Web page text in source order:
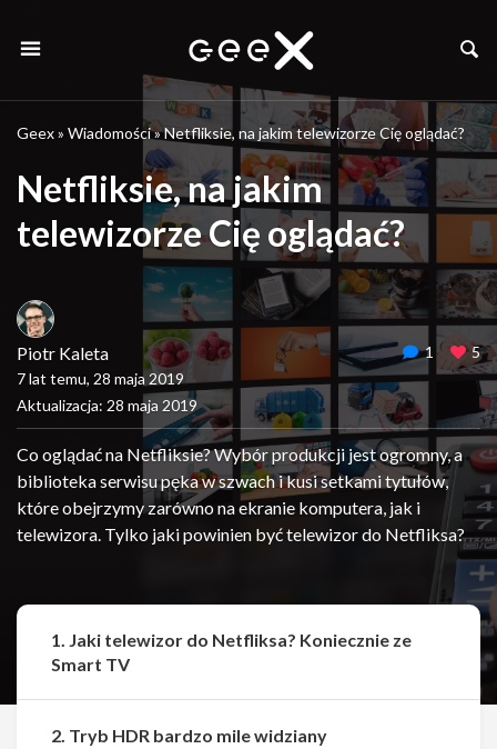
Geex» Wiadomości»Netfliksie, na jakim telewizorze Cię oglądać?
Netfliksie, na jakim
telewizorze Cię oglądać?
Piotr Kaleta
7 lat temu, 28 maja 2019
Aktualizacja: 28 maja 2019
1 5
Co oglądać na Netfliksie? Wybór produkcji jest ogromny, a
biblioteka serwisu pęka w szwach i kusi setkami tytułów,
które obejrzymy zarówno na ekranie komputera, jak i
telewizora. Tylko jaki powinien być telewizor do Netfliksa?
1. Jaki telewizor do Netfliksa? Koniecznie ze
Smart TV
2. Tryb HDR bardzo mile widziany